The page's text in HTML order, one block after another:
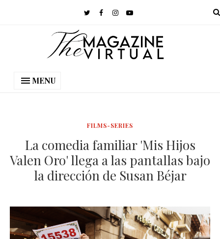
MENU
FILMS-SERIES
La comedia familiar 'Mis Hijos
Valen Oro' llega a las pantallas bajo
la dirección de Susan Béjar